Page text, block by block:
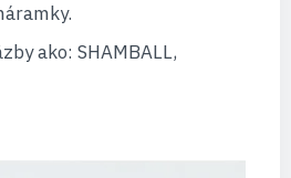
ako: SHAMBALL,